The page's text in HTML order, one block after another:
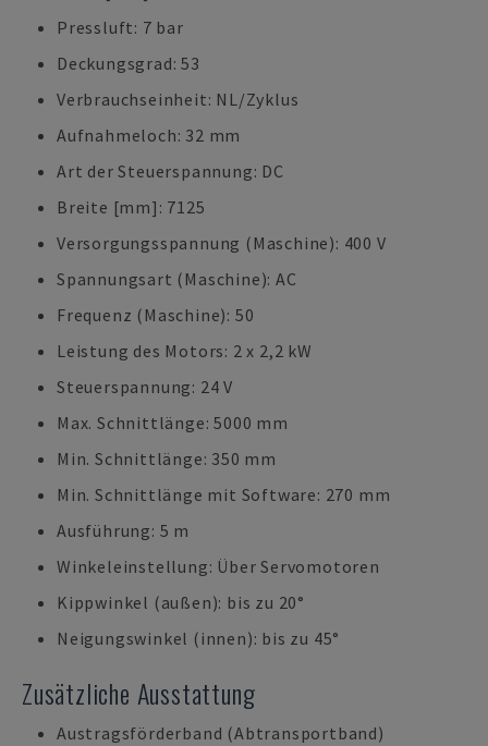
Pressluft: 7 bar
Deckungsgrad: 53
Verbrauchseinheit: NL/Zyklus
Aufnahmeloch: 32 mm
Art der Steuerspannung: DC
Breite [mm]: 7125
Versorgungsspannung (Maschine): 400 V
Spannungsart (Maschine): AC
Frequenz (Maschine): 50
Leistung des Motors: 2 x 2,2 kW
Steuerspannung: 24 V
Max. Schnittlänge: 5000 mm
Min. Schnittlänge: 350 mm
Min. Schnittlänge mit Software: 270 mm
Ausführung: 5 m
Winkeleinstellung: Über Servomotoren
Kippwinkel (außen): bis zu 20°
Neigungswinkel (innen): bis zu 45°
Zusätzliche Ausstattung
Austragsförderband (Abtransportband)